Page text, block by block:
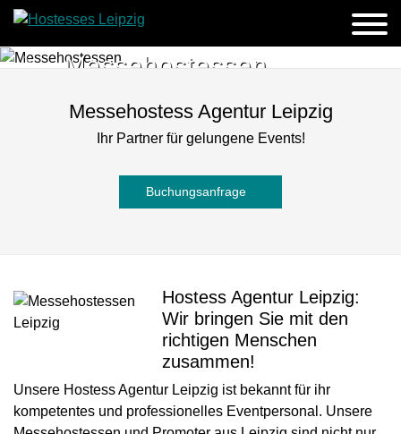
Messehostessen
Deutschland
Previous Next
Messehostess Agentur Leipzig
Ihr Partner für gelungene Events!
Buchungsanfrage
Hostess Agentur Leipzig:
Wir bringen Sie mit den
richtigen Menschen
zusammen!
Unsere Hostess Agentur Leipzig ist bekannt für ihr
kompetentes und professionelles Eventpersonal. Unsere